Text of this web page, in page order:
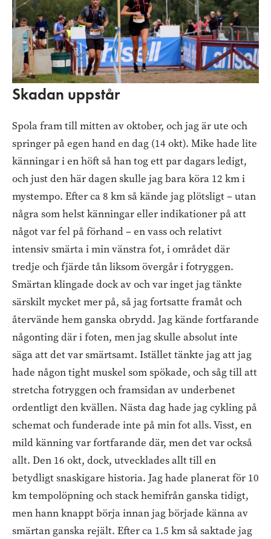
Skadan uppstår
Spola fram till mitten av oktober, och jag är ute och
springer på egen hand en dag (14 okt). Mike hade lite
känningar i en höft så han tog ett par dagars ledigt,
och just den här dagen skulle jag bara köra 12 km i
mystempo. Efter ca 8 km så kände jag plötsligt – utan
några som helst känningar eller indikationer på att
något var fel på förhand – en vass och relativt
intensiv smärta i min vänstra fot, i området där
tredje och fjärde tån liksom övergår i fotryggen.
Smärtan klingade dock av och var inget jag tänkte
särskilt mycket mer på, så jag fortsatte framåt och
återvände hem ganska obrydd. Jag kände fortfarande
någonting där i foten, men jag skulle absolut inte
säga att det var smärtsamt. Istället tänkte jag att jag
hade någon tight muskel som spökade, och såg till att
stretcha fotryggen och framsidan av underbenet
ordentligt den kvällen. Nästa dag hade jag cykling på
schemat och funderade inte på min fot alls. Visst, en
mild känning var fortfarande där, men det var också
allt. Den 16 okt, dock, utvecklades allt till en
betydligt snaskigare historia. Jag hade planerat för 10
km tempolöpning och stack hemifrån ganska tidigt,
men hann knappt börja innan jag började känna av
smärtan ganska rejält. Efter ca 1.5 km så saktade jag